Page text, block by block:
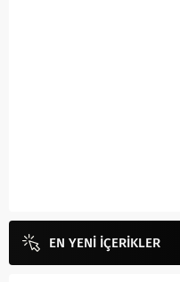
EN YENİ İÇERİKLER